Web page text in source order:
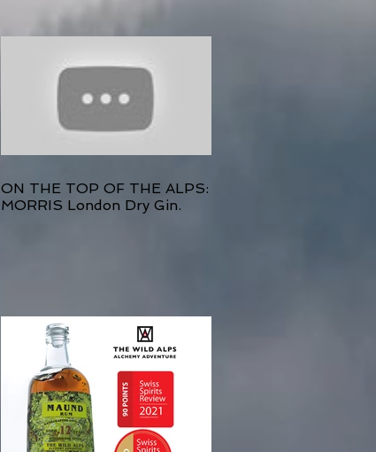
ON THE TOP OF THE ALPS:
MORRIS London Dry Gin.